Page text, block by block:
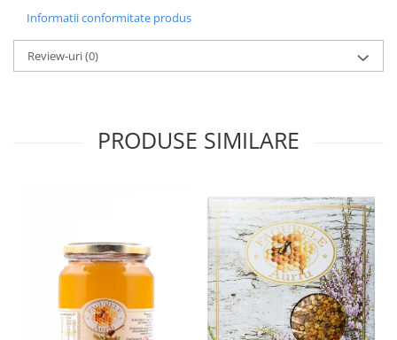
Informatii conformitate produs
Review-uri(0)
PRODUSE SIMILARE